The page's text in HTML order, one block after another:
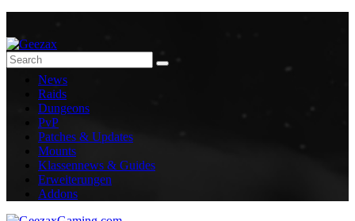
News
Raids
Dungeons
PvP
Patches & Updates
Mounts
Klassennews & Guides
Erweiterungen
Addons